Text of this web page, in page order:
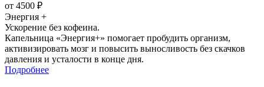
от 4500 ₽
Энергия +
Ускорение без кофеина.
Капельница «Энергия+» помогает пробудить организм,
активизировать мозг и повысить выносливость без скачков
давления и усталости в конце дня.
Подробнее